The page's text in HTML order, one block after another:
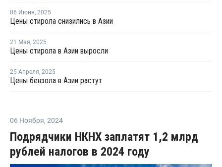
06 Июня, 2025
Цены стирола снизились в Азии
21 Мая, 2025
Цены стирола в Азии выросли
25 Апреля, 2025
Цены бензола в Азии растут
06 Ноября, 2024
Подрядчики НКНХ заплатят 1,2 млрд
рублей налогов в 2024 году